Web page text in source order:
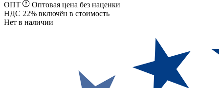
ОПТ
Оптовая цена без наценки
НДС 22% включён в стоимость
Нет в наличии